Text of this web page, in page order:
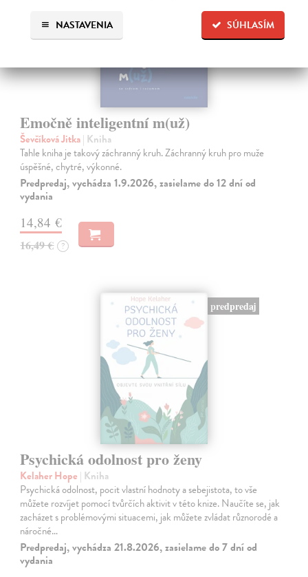
SÚHLASÍM
NASTAVENIA
Emočně inteligentní m(už)
Ševčíková Jitka| Kniha
Tahle kniha je takový záchranný kruh. Záchranný kruh pro muže
úspěšné, chytré, výkonné.
Predpredaj, vychádza 1.9.2026, zasielame do 12 dní od
vydania
14,84 €
16,49 € ?
predpredaj
Psychická odolnost pro ženy
Kelaher Hope | Kniha
Psychická odolnost, pocit vlastní hodnoty a sebejistota, to vše
můžete rozvíjet pomocí tvůrčích aktivit v této knize. Naučíte se, jak
zacházet s problémovými situacemi, jak můžete zvládat různorodé a
náročné…
Predpredaj, vychádza 21.8.2026, zasielame do 7 dní od
vydania